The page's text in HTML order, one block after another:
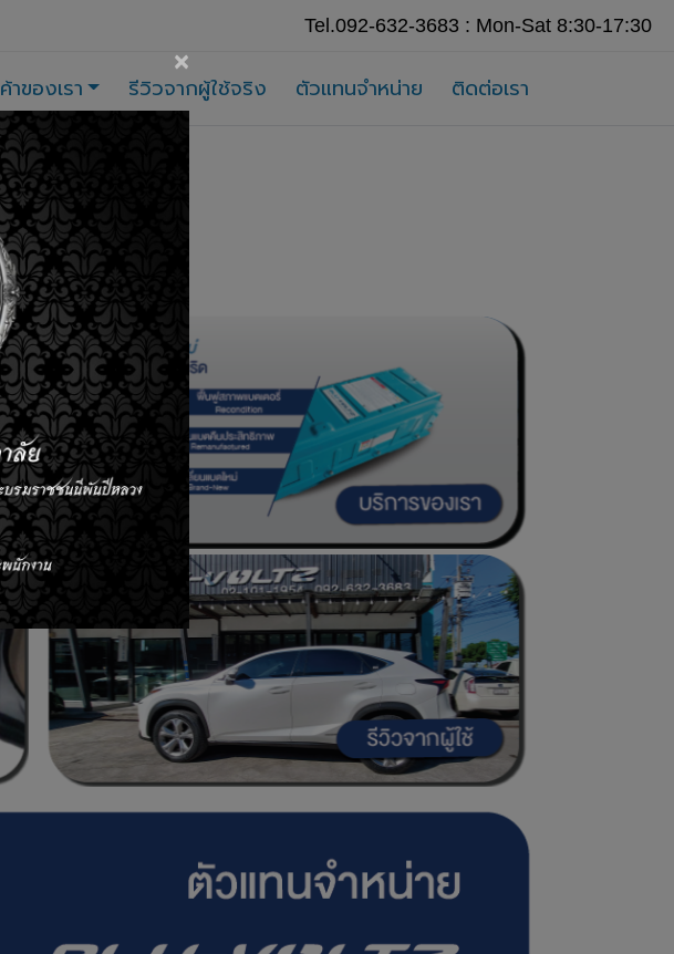
Tel.092-632-3683 : Mon-Sat 8:30-17:30
าของเรา รีวิวจากผู้ใช้จริง ตัวแทนจำหน่าย ติดต่อเรา
×
ญ...
ไฮบริด